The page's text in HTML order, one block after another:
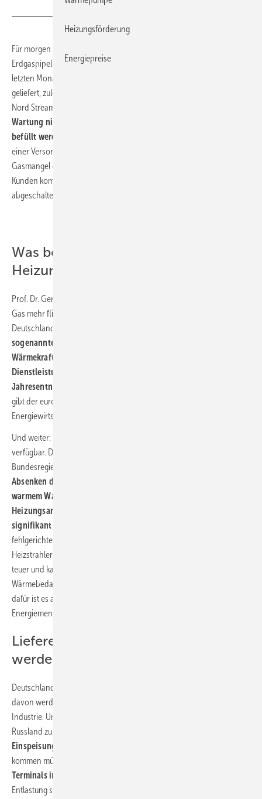
Für morgen ist der Abschluss der Wartungsarbeiten an der russischen
Erdgaspipeline Nord Stream 1 geplant. Russland hat bereits in den
letzten Monaten sukzessive weniger Erdgas als vertraglich vereinbart
geliefert, zuletzt noch 40 % der Maximalleistung über die
Nord Stream 1.
Wartung nicht wieder auf, können die Speicher nicht weiter
befüllt werden.
einer Versorgungslücke. Nach derzeitiger Rechtslage muss der
Gasmangel durch Liefereinschränkungen bei nicht-geschützten
Kunden kompensiert werden. Zunächst müssen die Gaskraftwerke
abgeschaltet werden, und Industriekunden bekämen weniger Gas.
Was bedeutet das genau für
Heizungskunden in Deutschland?
Prof. Dr. Gerald Linke betont: „Selbst wenn nun gar kein russisches
Gas mehr fließt, müssen die rund 19 Mio. Heizungskunden in
Deutschland in ihren Wohnungen nicht frieren.
sogenannten geschützten Kunden und werden ähnlich wie
Wärmekraftwerke, soziale Einrichtungen sowie Gewerbe- und
Dienstleistungsunternehmen mit einer begrenzten
Jahresentnahme auch den kompletten Winter über beliefert.
gibt der europäische Rechtsrahmen vor und ist im deutschen
Energiewirtschaftsgesetz verankert.“
Und weiter: „Zwar ist für die Endverbraucher in jedem Fall genug Gas
verfügbar. Dennoch begrüßen wir die von EU-Kommission und
Bundesregierung vorgeschlagenen Einspar-Maßnahmen.
Absenken der Raumtemperatur, einen sorgsamen Umgang mit
warmem Wasser sowie einer optimalen Einstellung der
Heizungsanlage durch Fachleute, kann der Gasverbrauch
signifikant reduziert werden.
fehlgerichtet stufen wir Entwicklungen ein, mit elektrischen
Heizstrahlern überwintern zu wollen, denn mit Strom zu heizen ist
teuer und kann zu Überlastungen des System führen. Mit
Wärmebedarfsspitzen kann das Gasnetz viel besser umgehen, denn
dafür ist es ausgelegt. Es liefert an kalten Wintertagen die dreifache
Energiemenge wie das Stromnetz.“
Liefereinbußen müssen kompensiert
werden
Deutschland verbraucht rund 1000 TWh Gas pro Jahr; ungefähr 30 %
davon werden für das Heizen benötigt, knapp 40 % nutzt die
Industrie. Um Bedarfslücken beim Ausbleiben von Mengen aus
Russland zu schließen, wird es weiterhin zu einer
Einspeisung aus Norwegen, Belgien und den Niederlanden
kommen müssen. Auch die Anbindung der schwimmenden
Terminals in Wilhelmshaven und Brunsbüttel
Entlastung sorgen. Hierzu müssen die technischen Kapazitäten des
Heizungsförderung
Energiepreise